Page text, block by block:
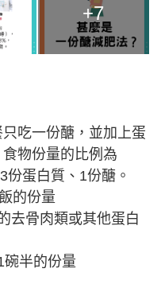
+7
吃一份醣，並加上蛋
物份量的比例為
份蛋白質、1份醣。
的份量
去骨肉類或其他蛋白
碗半的份量